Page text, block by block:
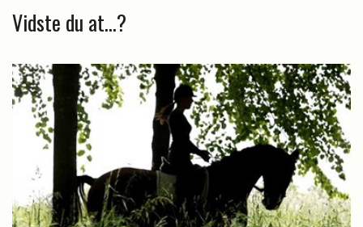
Vidste du at...?